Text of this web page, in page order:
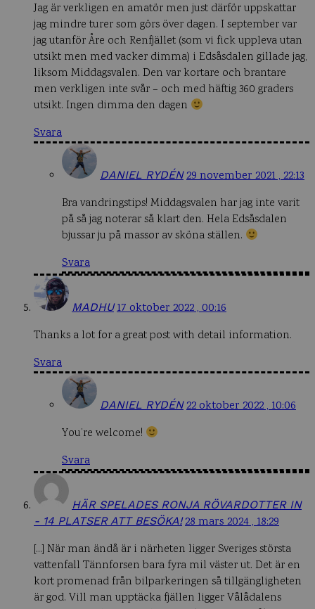
Jag är verkligen en amatör men just därför uppskattar
jag mindre turer som görs över dagen. I september var
jag utanför Åre och Renfjället (som vi fick uppleva utan
utsikt men med vacker dimma) i Edsåsdalen gillade jag,
liksom Middagsvalen. Den var kortare och brantare
men verkligen inte svår – och med häftig 360 graders
utsikt. Ingen dimma den dagen
Svara
DANIEL RYDÉN 29 november 2021 , 22:13
Bra vandringstips! Middagsvalen har jag inte varit
på så jag noterar så klart den. Hela Edsåsdalen
bjussar ju på massor av sköna ställen.
Svara
MADHU 17 oktober 2022 , 00:16
Thanks a lot for a great post with detail information.
Svara
DANIEL RYDÉN 22 oktober 2022 , 10:06
You’re welcome!
Svara
HÄR SPELADES RONJA RÖVARDOTTER IN
- 14 PLATSER ATT BESÖKA! 28 mars 2024 , 18:29
[…] När man ändå är i närheten ligger Sveriges största
vattenfall Tännforsen bara fyra mil väster ut. Det är en
kort promenad från bilparkeringen så tillgängligheten
är god. Vill man upptäcka fjällen ligger Vålådalens